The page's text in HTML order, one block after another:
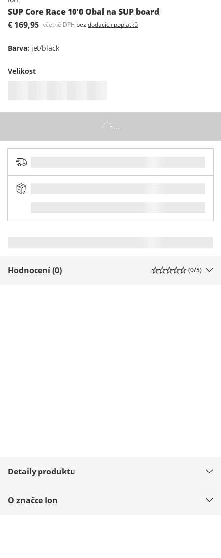
SUP Core Race 10'0 Obal na SUP board
€ 169,95 včetně DPH bez dodacích poplatků
Barva: jet/black
Velikost
...
Hodnocení (0) (0/5)
Detaily produktu
O značce Ion